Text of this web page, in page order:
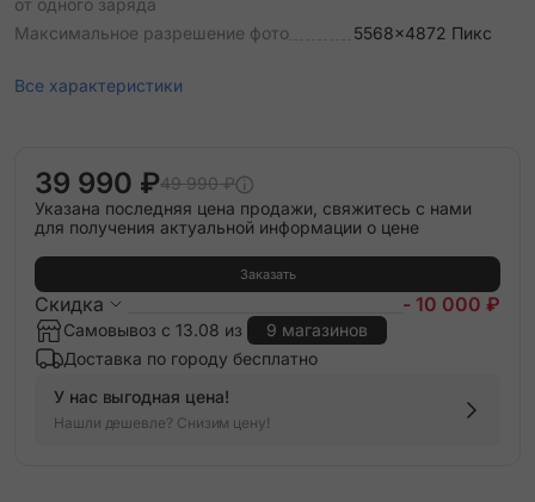
от одного заряда
Максимальное разрешение фото 5568x4872 Пикс
Все характеристики
39 990 ₽49 990 ₽
Указана последняя цена продажи, свяжитесь с нами
для получения актуальной информации о цене
Заказать
Скидка - 10 000 ₽
Самовывоз с 13.08 из
9 магазинов
Доставка по городу бесплатно
У нас выгодная цена!
Нашли дешевле? Снизим цену!